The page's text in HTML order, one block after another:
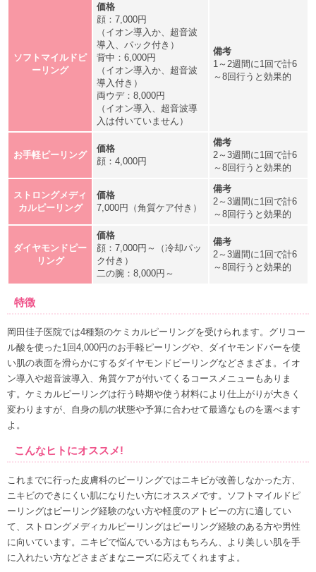
ソフトマイルドピ
ーリング
顔：7,000円
（イオン導入か、超音波
導入、パック付き）
背中：6,000円
（イオン導入か、超音波
導入付き）
両ウデ：8,000円
（イオン導入、超音波導
入は付いていません）
1～2週間に1回で計6
～8回行うと効果的
お手軽ピーリング
顔：4,000円
2～3週間に1回で計6
～8回行うと効果的
ストロングメディ
カルピーリング
7,000円（角質ケア付き）
2～3週間に1回で計6
～8回行うと効果的
ダイヤモンドピー
リング
顔：7,000円～（冷却パッ
ク付き）
二の腕：8,000円～
2～3週間に1回で計6
～8回行うと効果的
特徴
岡田佳子医院では4種類のケミカルピーリングを受けられます。グリコー
ル酸を使った1回4,000円のお手軽ピーリングや、ダイヤモンドバーを使
い肌の表面を滑らかにするダイヤモンドピーリングなどさまざま。イオ
ン導入や超音波導入、角質ケアが付いてくるコースメニューもありま
す。ケミカルピーリングは行う時期や使う材料により仕上がりが大きく
変わりますが、自身の肌の状態や予算に合わせて最適なものを選べます
よ。
こんなヒトにオススメ!
これまでに行った皮膚科のピーリングではニキビが改善しなかった方、
ニキビのできにくい肌になりたい方にオススメです。ソフトマイルドピ
ーリングはピーリング経験のない方や軽度のアトピーの方に適してい
て、ストロングメディカルピーリングはピーリング経験のある方や男性
に向いています。ニキビで悩んでいる方はもちろん、より美しい肌を手
に入れたい方などさまざまなニーズに応えてくれますよ。